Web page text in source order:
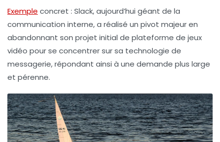
Exemple concret : Slack, aujourd’hui géant de la
communication interne, a réalisé un pivot majeur en
abandonnant son projet initial de plateforme de jeux
vidéo pour se concentrer sur sa technologie de
messagerie, répondant ainsi à une demande plus large
et pérenne.